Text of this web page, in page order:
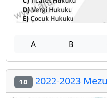
A B
18 2022-2023